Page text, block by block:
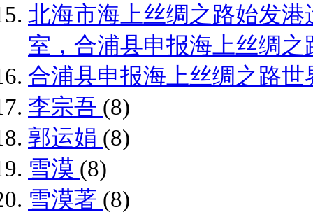
北海市海上丝绸之路始发
室，合浦县申报海上丝绸
合浦县申报海上丝绸之路
李宗吾 (8)
郭运娟 (8)
雪漠 (8)
雪漠著 (8)